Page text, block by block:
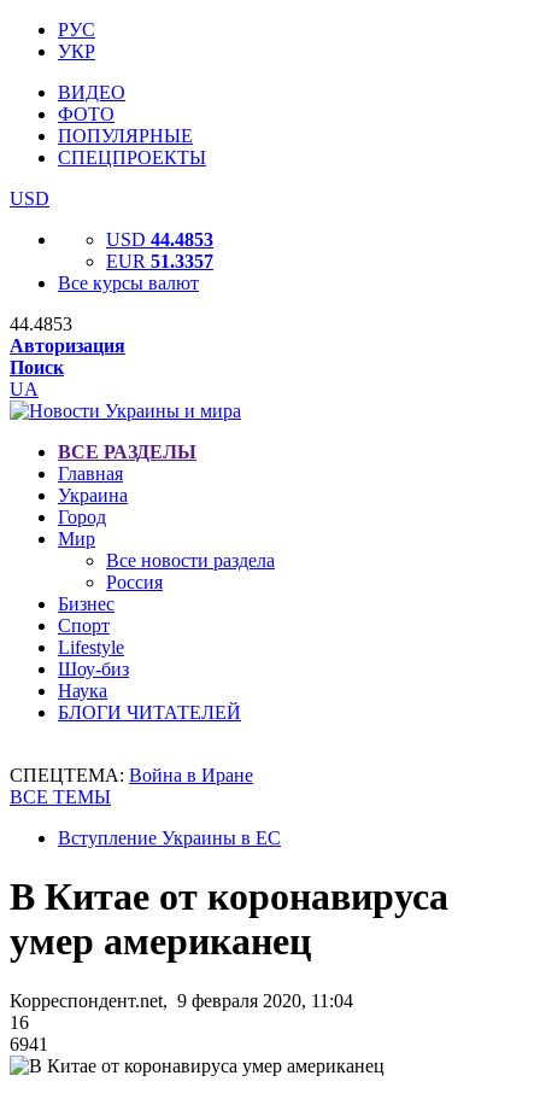
РУС
УКР
ВИДЕО
ФОТО
ПОПУЛЯРНЫЕ
СПЕЦПРОЕКТЫ
USD
USD 44.4853
EUR 51.3357
Все курсы валют
44.4853
Авторизация
Поиск
UA
ВСЕ РАЗДЕЛЫ
Главная
Украина
Город
Мир
Все новости раздела
Россия
Бизнес
Спорт
Lifestyle
Шоу-биз
Наука
БЛОГИ ЧИТАТЕЛЕЙ
СПЕЦТЕМА: Война в Иране
ВСЕ ТЕМЫ
Вступление Украины в ЕС
В Китае от коронавируса
умер американец
Корреспондент.net, 9 февраля 2020, 11:04
16
6941